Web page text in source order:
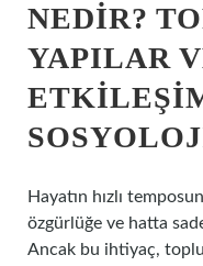
NEDIR?
YAPILAR
Hayatın hızlı
özgürlüğe ve hatta
Ancak bu ihtiyaç,